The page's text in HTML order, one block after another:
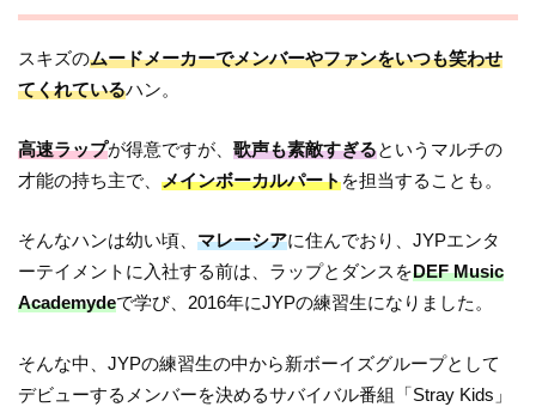
スキズのムードメーカーでメンバーやファンをいつも笑わせ
てくれているハン。
高速ラップが得意ですが、歌声も素敵すぎるというマルチの
才能の持ち主で、メインボーカルパートを担当することも。
そんなハンは幼い頃、マレーシアに住んでおり、JYPエンタ
ーテイメントに入社する前は、ラップとダンスをDEF Music
Academydeで学び、2016年にJYPの練習生になりました。
そんな中、JYPの練習生の中から新ボーイズグループとして
デビューするメンバーを決めるサバイバル番組「Stray Kids」